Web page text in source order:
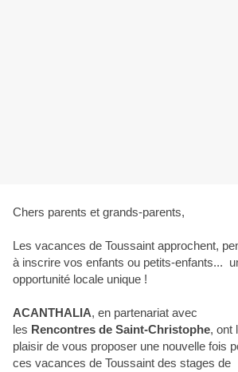
Chers parents et grands-parents,
Les vacances de Toussaint approchent,
à inscrire vos enfants ou petits-enfants...
opportunité locale unique !
ACANTHALIA, en partenariat avec
les Rencontres de Saint-Christophe, ont
plaisir de vous proposer une nouvelle fois
ces vacances de Toussaint des stages de